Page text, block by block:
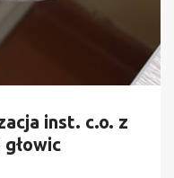
inst. c.o. z